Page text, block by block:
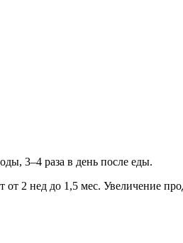
3–4 раза в день после еды.
от 2 нед до 1,5 мес. Увеличение